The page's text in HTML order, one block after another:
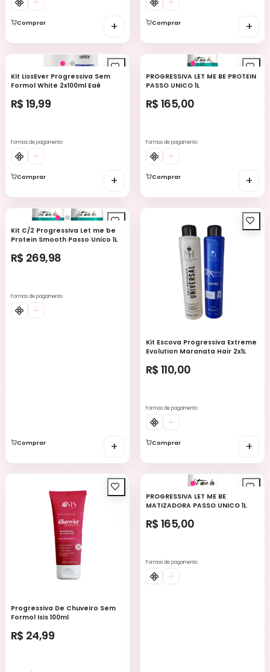
Comprar + Comprar +
Kit LissEver Progressiva Sem
Formol White 2x100ml Eaê
R$ 19,99
Formas de pagamento
Comprar +
PROGRESSIVA LET ME BE PROTEIN
PASSO UNICO 1L
R$ 165,00
Formas de pagamento
Comprar +
Kit C/2 Progressiva Let me be
Protein Smooth Passo Unico 1L
R$ 269,98
Formas de pagamento
Comprar +
Kit Escova Progressiva Extreme
Evolution Maranata Hair 2x1L
R$ 110,00
Formas de pagamento
Comprar +
Progressiva De Chuveiro Sem
Formol Isis 100ml
R$ 24,99
PROGRESSIVA LET ME BE
MATIZADORA PASSO UNICO 1L
R$ 165,00
Formas de pagamento